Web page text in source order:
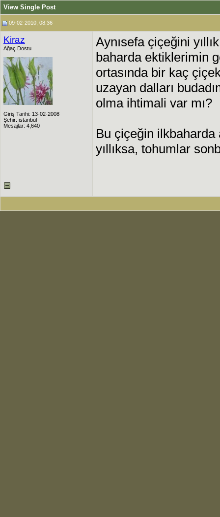
View Single Post
09-02-2010, 08:36
Kiraz
Ağaç Dostu
Giriş Tarihi: 13-02-2008
Şehir: istanbul
Mesajlar: 4,640
Aynısefa çiçeğini
baharda ektiklerimin
ortasında bir kaç
uzayan dalları
olma ihtimali var mı?
Bu çiçeğin ilkbaharda
yıllıksa, tohumlar